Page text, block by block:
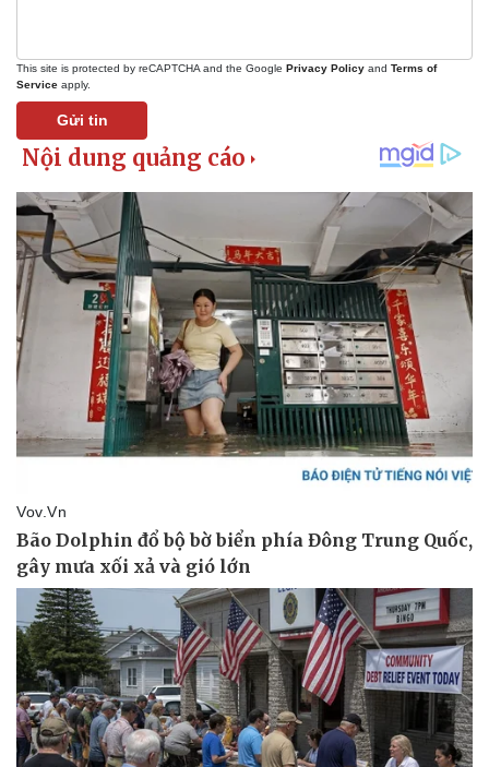
Doanh nghiệp
Thông tin doanh nghiệp
Doanh nghiệp 24h
Doanh nhân
Công nghệ
Sành điệu
Tin Công nghệ
Trải nghiệm
Chuyển đổi số
This site is protected by reCAPTCHA and the Google Privacy Policy and Terms of
Service apply.
Gửi tin